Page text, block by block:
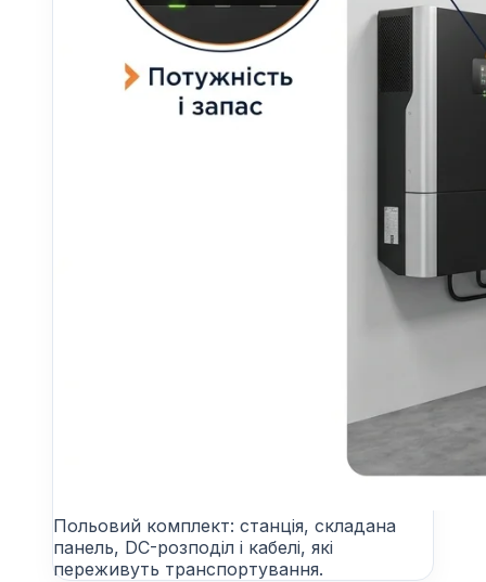
Польовий комплект: станція, складана
панель, DC-розподіл і кабелі, які
переживуть транспортування.